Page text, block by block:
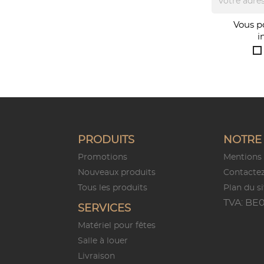
Vous
PRODUITS
Promotions
Nouveaux produits
Tous les produits
SERVICES
Matériel pour fêtes
Salle à louer
Livraison
Mentions
Plan du
TVA: